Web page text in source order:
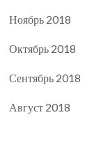
Ноябрь 2018
Октябрь 2018
Сентябрь 2018
Август 2018